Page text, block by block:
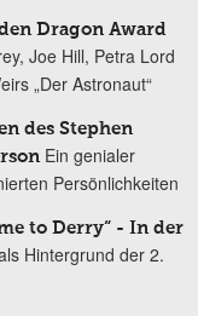
Dragon Award
Joe Hill, Petra Lord
„Der Astronaut“
des Stephen
Ein genialer
Persönlichkeiten
to Derry“ - In der
Hintergrund der 2.